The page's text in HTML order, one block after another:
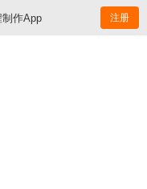
作App 注册